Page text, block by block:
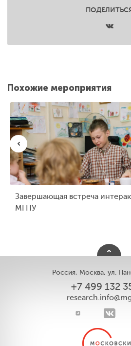
Похожие мероприятия
Завершающая встреча
МГПУ
Россия, Москва, ул.
+7 499 132